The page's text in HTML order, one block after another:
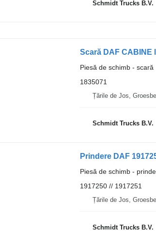
Schmidt Trucks B.V.
Scară DAF CABINE
Piesă de schimb - scară
1835071
Țările de Jos,
Schmidt Trucks B.V.
Prindere DAF
Piesă de schimb -
1917250 // 1917251
Țările de Jos,
Schmidt Trucks B.V.